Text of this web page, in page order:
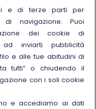
e di terze parti per
navigazione. Puoi
dei cookie di
inviarti pubblicità
e alle tue abitudini di
tutti” o chiudendo il
con i soli cookie
e accediamo ai dati